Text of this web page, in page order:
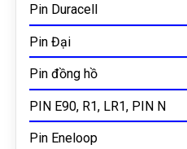
Pin Duracell
Pin Đại
Pin đồng hồ
PIN E90, R1, LR1, PIN N
Pin Eneloop